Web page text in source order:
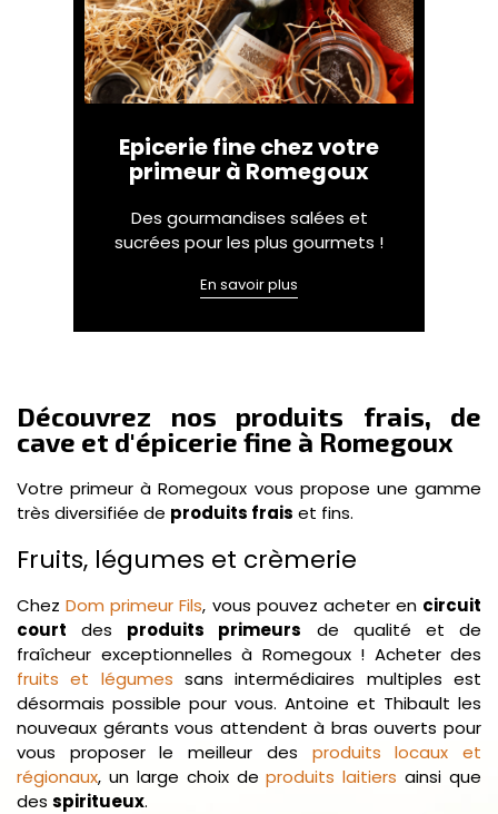
Epicerie fine chez votre
primeur à Romegoux
Des gourmandises salées et
sucrées pour les plus gourmets !
En savoir plus
Découvrez nos produits frais, de
cave et d'épicerie fine à Romegoux
Votre primeur à Romegoux vous propose une gamme
très diversifiée de produits frais et fins.
Fruits, légumes et crèmerie
ChezDom primeur Fils, vous pouvez acheter en circuit
court des produits primeurs de qualité et de
fraîcheur exceptionnelles à Romegoux ! Acheter des
fruits et légumes sans intermédiaires multiples est
désormais possible pour vous. Antoine et Thibault les
nouveaux gérants vous attendent à bras ouverts pour
vous proposer le meilleur des produits locaux et
régionaux, un large choix deproduits laitiers ainsi que
des spiritueux.